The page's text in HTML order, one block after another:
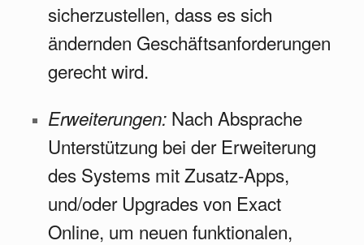
sicherzustellen, dass es sich
ändernden Geschäftsanforderungen
gerecht wird.
Erweiterungen: Nach Absprache
Unterstützung bei der Erweiterung
des Systems mit Zusatz-Apps,
und/oder Upgrades von Exact
Online, um neuen funktionalen,